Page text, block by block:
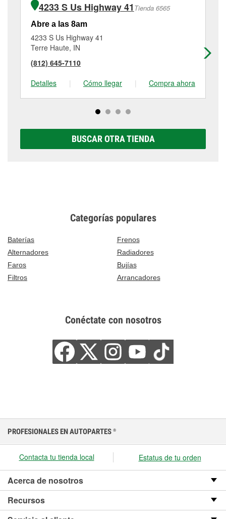
4233 S Us Highway 41 Tienda 6565
Abre a las 8am
4233 S Us Highway 41
Terre Haute, IN
(812) 645-7110
Detalles
| Cómo llegar | Compra ahora
BUSCAR OTRA TIENDA
Categorías populares
Baterías
Frenos
Alternadores
Radiadores
Faros
Bujías
Filtros
Arrancadores
Conéctate con nosotros
PROFESIONALES EN AUTOPARTES ®
Contacta tu tienda local Estatus de tu orden
Acerca de nosotros
Recursos